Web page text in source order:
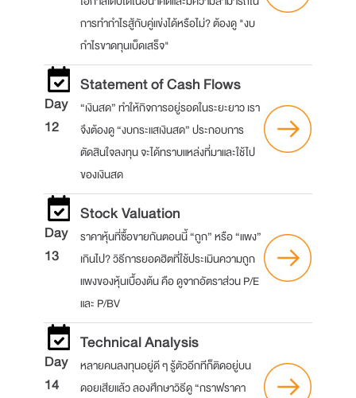
การทำกำไรสู้กับคู่แข่งได้หรือไม่? ต้องดู "งบ
กำไรขาดทุนเบ็ดเสร็จ"
Day
12
Statement of Cash Flows
“เงินสด” ทำให้กิจการอยู่รอดในระยะยาว เรา
จึงต้องดู “งบกระแสเงินสด” ประกอบการ
ตัดสินใจลงทุน จะได้ทราบแหล่งที่มาและใช้ไป
ของเงินสด
Day
13
Stock Valuation
ราคาหุ้นที่ซื้อขายกันตอนนี้ “ถูก” หรือ “แพง”
เกินไป? วิธีการยอดฮิตที่ใช้ประเมินความถูก
แพงของหุ้นเบื้องต้น คือ ดูจากอัตราส่วน P/E
และ P/BV
Day
14
Technical Analysis
หลายคนลงทุนอยู่ดี ๆ รู้ตัวอีกทีก็ติดอยู่บน
ดอยเสียแล้ว ลองศึกษาวิธีดู “กราฟราคา